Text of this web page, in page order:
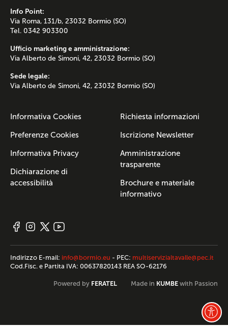
Info Point:
Via Roma, 131/b, 23032 Bormio (SO)
Tel. 0342 903300
Ufficio marketing e amministrazione:
Via Alberto de Simoni, 42, 23032 Bormio (SO)
Sede legale:
Via Alberto de Simoni, 42, 23032 Bormio (SO)
Informativa Cookies
Preferenze Cookies
Informativa Privacy
Dichiarazione di
accessibilità
Richiesta informazioni
Iscrizione Newsletter
Amministrazione
trasparente
Brochure e materiale
informativo
Indirizzo E-mail: info@bormio.eu - PEC: multiservizialtavalle@pec.it
Cod.Fisc. e Partita IVA: 00637820143 REA SO-62176
Powered by FERATEL Made in KUMBE with Passion